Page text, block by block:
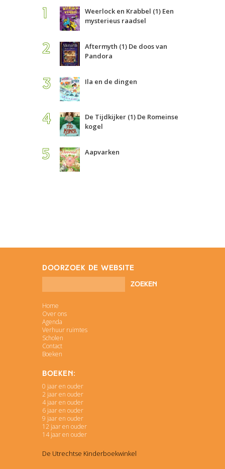
Weerlock en Krabbel (1) Een
mysterieus raadsel
Aftermyth (1) De doos van
Pandora
Ila en de dingen
De Tijdkijker (1) De Romeinse
kogel
Aapvarken
doorzoek de website
Home
Over ons
Agenda
Verhuur ruimtes
Scholen
Contact
Boeken
Boeken:
0 jaar en ouder
2 jaar en ouder
4 jaar en ouder
6 jaar en ouder
9 jaar en ouder
12 jaar en ouder
14 jaar en ouder
De Utrechtse Kinderboekwinkel